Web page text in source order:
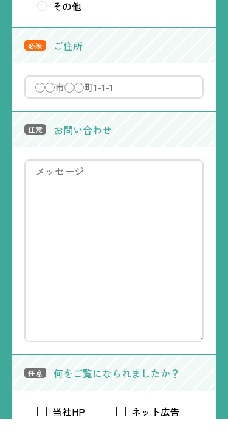
その他
必須 ご住所
任意 お問い合わせ
任意 何をご覧になられましたか？
当社HP
ネット広告